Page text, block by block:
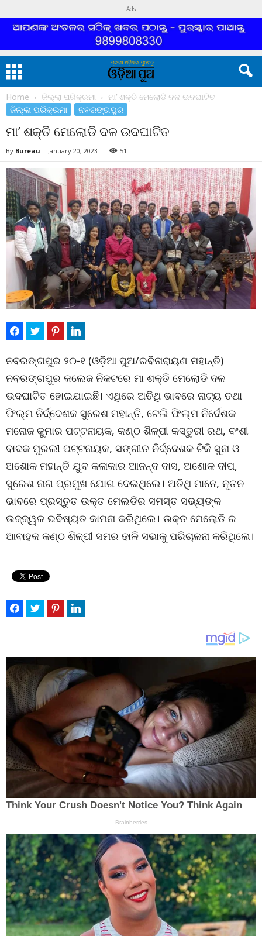
Ads
Home ଜିଲ୍ଲା ପରିକ୍ରମା ମା’ ଶକ୍ତି ମେଲୋଡି ଦଳ ଉଦଘାଟିତ
ଜିଲ୍ଲା ପରିକ୍ରମା ନବରଙ୍ଗପୁର
ମା’ ଶକ୍ତି ମେଲୋଡି ଦଳ ଉଦଘାଟିତ
By Bureau - January 20, 2023 51
ନବରଙ୍ଗପୁର ୨୦-୧ (ଓଡ଼ିଆ ପୁଅ/ରବିନାରାୟଣ ମହାନ୍ତି)
ନବରଙ୍ଗପୁର କଲେଜ ନିକଟରେ ମା ଶକ୍ତି ମେଲୋଡି ଦଳ
ଉଦଘାଟିତ ହୋଇଯାଇଛି। ଏଥିରେ ଅତିଥି ଭାବରେ ନାଟ୍ୟ ତଥା
ଫିଲ୍ମ ନିର୍ଦ୍ଦେଶକ ସୁରେଶ ମହାନ୍ତି, ଟେଲି ଫିଲ୍ମ ନିର୍ଦେଶକ
ମନୋଜ କୁମାର ପଟ୍ଟନାୟକ, କଣ୍ଠ ଶିଳ୍ପୀ କସ୍ତୁରୀ ରଥ, ବଂଶୀ
ବାଦକ ମୁରଲୀ ପଟ୍ଟନାୟକ, ସଙ୍ଗୀତ ନିର୍ଦ୍ଦେଶକ ଟିକି ସୁନା ଓ
ଅଶୋକ ମହାନ୍ତି ଯୁବ କଳାକାର ଆନନ୍ଦ ଦାସ, ଅଶୋକ ଦୀପ,
ସୁରେଶ ନାଗ ପ୍ରମୁଖ ଯୋଗ ଦେଇଥିଲେ। ଅତିଥି ମାନେ, ନୂତନ
ଭାବରେ ପ୍ରସ୍ତୁତ ଉକ୍ତ ମେଲଡିର ସମସ୍ତ ସଭ୍ୟଙ୍କ
ଉଜ୍ଜ୍ୱଳ ଭବିଷ୍ୟତ କାମନା କରିଥିଲେ। ଉକ୍ତ ମେଲୋଡି ର
ଆବାହକ କଣ୍ଠ ଶିଳ୍ପୀ ସମର ଢାଳି ସଭାକୁ ପରିଚାଳନା କରିଥିଲେ।